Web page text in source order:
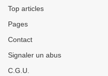
Top articles
Pages
Contact
Signaler un abus
C.G.U.